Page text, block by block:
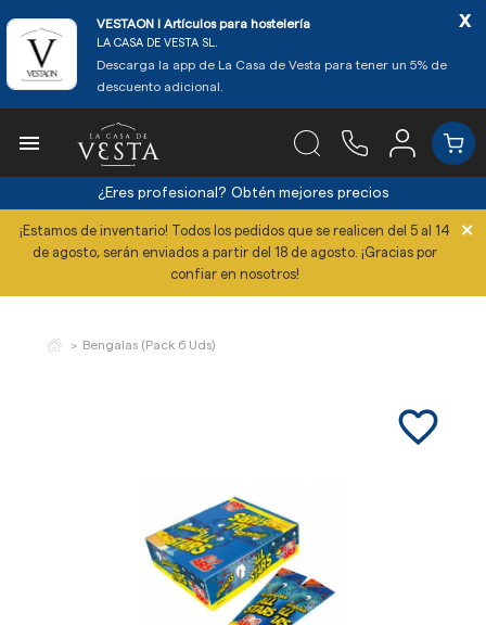
VESTAON l Artículos para hostelería
LA CASA DE VESTA SL.
Descarga la app de La Casa de Vesta para tener un 5% de
descuento adicional.
x

¿Eres profesional? Obtén mejores precios
¡Estamos de inventario! Todos los pedidos que se realicen del 5 al 14
de agosto, serán enviados a partir del 18 de agosto. ¡Gracias por
confiar en nosotros!
×
Bengalas (Pack 6 Uds)
favorite_border